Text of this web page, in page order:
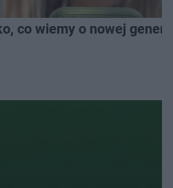
co wiemy o nowej